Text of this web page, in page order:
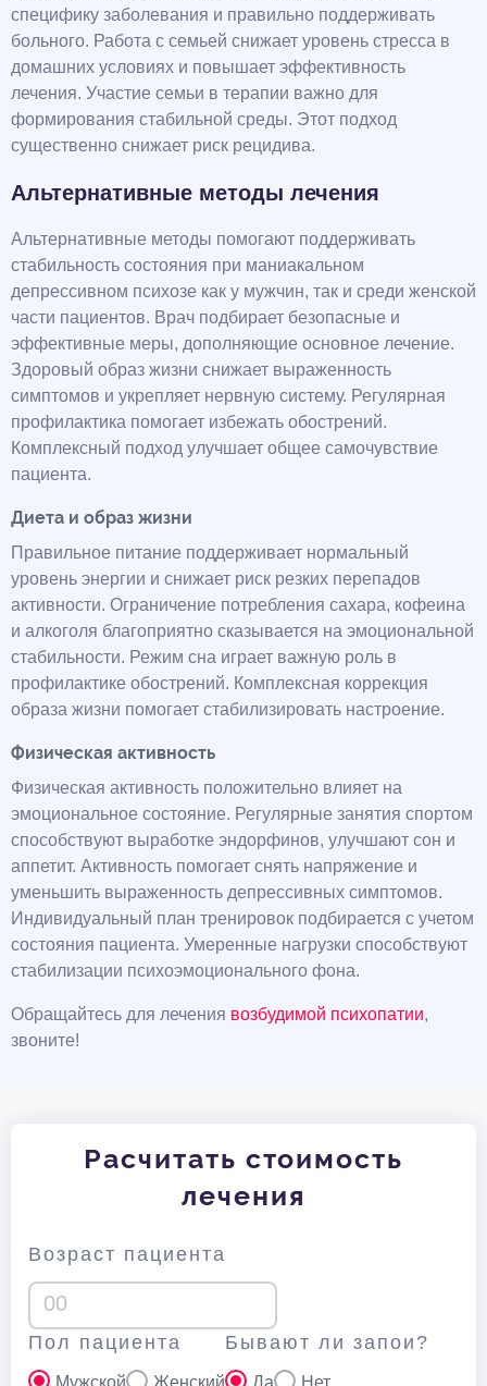
специфику заболевания и правильно поддерживать
больного. Работа с семьей снижает уровень стресса в
домашних условиях и повышает эффективность
лечения. Участие семьи в терапии важно для
формирования стабильной среды. Этот подход
существенно снижает риск рецидива.
Альтернативные методы лечения
Альтернативные методы помогают поддерживать
стабильность состояния при маниакальном
депрессивном психозе как у мужчин, так и среди женской
части пациентов. Врач подбирает безопасные и
эффективные меры, дополняющие основное лечение.
Здоровый образ жизни снижает выраженность
симптомов и укрепляет нервную систему. Регулярная
профилактика помогает избежать обострений.
Комплексный подход улучшает общее самочувствие
пациента.
Диета и образ жизни
Правильное питание поддерживает нормальный
уровень энергии и снижает риск резких перепадов
активности. Ограничение потребления сахара, кофеина
и алкоголя благоприятно сказывается на эмоциональной
стабильности. Режим сна играет важную роль в
профилактике обострений. Комплексная коррекция
образа жизни помогает стабилизировать настроение.
Физическая активность
Физическая активность положительно влияет на
эмоциональное состояние. Регулярные занятия спортом
способствуют выработке эндорфинов, улучшают сон и
аппетит. Активность помогает снять напряжение и
уменьшить выраженность депрессивных симптомов.
Индивидуальный план тренировок подбирается с учетом
состояния пациента. Умеренные нагрузки способствуют
стабилизации психоэмоционального фона.
Обращайтесь для лечения возбудимой психопатии,
звоните!
Расчитать стоимость
лечения
Возраст пациента
Пол пациента Бывают ли запои?